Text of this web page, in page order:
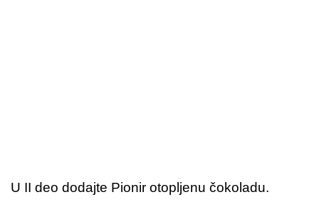
U II deo dodajte Pionir otopljenu čokoladu.